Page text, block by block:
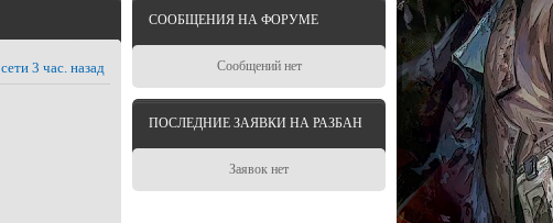
3 час. назад
СООБЩЕНИЯ НА ФОРУМЕ
Сообщений нет
ПОСЛЕДНИЕ ЗАЯВКИ НА РАЗБАН
Заявок нет